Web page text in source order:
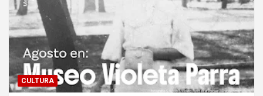
CULTURA